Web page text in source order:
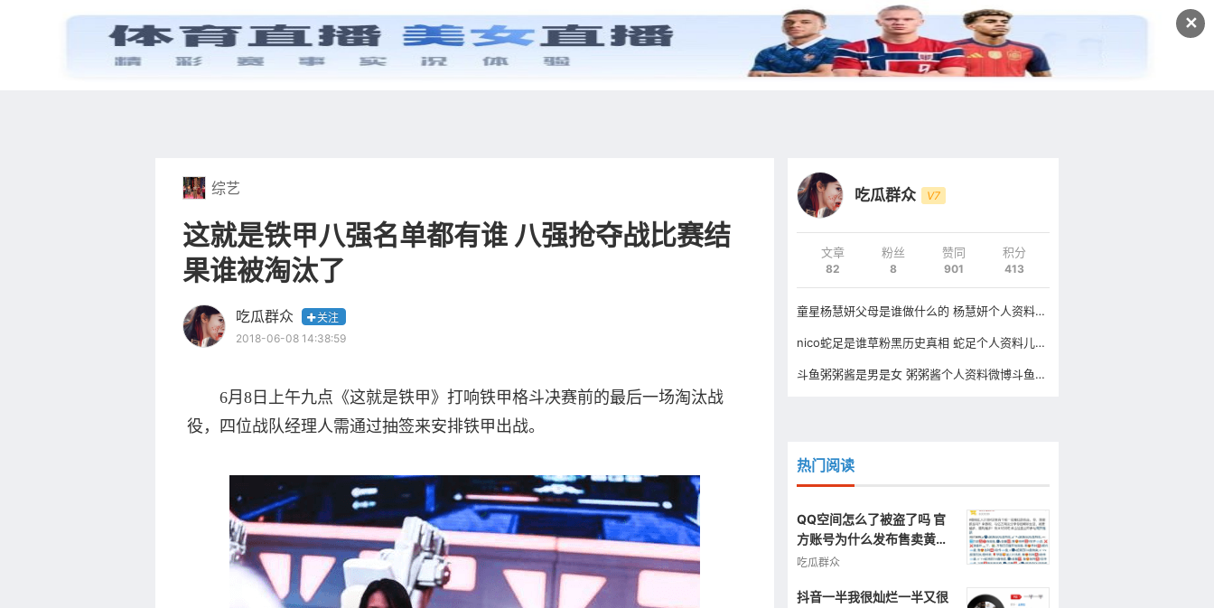
✕
首页 电视剧 综艺 抖音 更多 发文 登录 注册
综艺
这就是铁甲八强名单都有谁 八强抢夺战比赛结
果谁被淘汰了
吃瓜群众
关注
2018-06-08 14:38:59
6月8日上午九点《这就是铁甲》打响铁甲格斗决赛前的最后一场淘汰战
役，四位战队经理人需通过抽签来安排铁甲出战。
吃瓜群众 V7
文章
82
粉丝
8
赞同
901
积分
413
童星杨慧妍父母是谁做什么的 杨慧妍个人资料年龄微博照片
nico蛇足是谁草粉黑历史真相 蛇足个人资料儿子照片事件
斗鱼粥粥酱是男是女 粥粥酱个人资料微博斗鱼房间号是什么
热门阅读
QQ空间怎么了被盗了吗 官
方账号为什么发布售卖黄色
图片视频信息
吃瓜群众
抖音一半我很灿烂一半又很